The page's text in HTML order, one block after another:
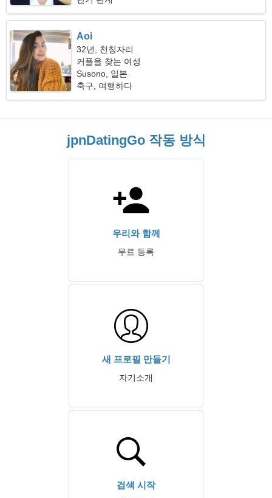
Aoi
32년, 천칭자리
커플을 찾는 여성
Susono, 일본
축구, 여행하다
jpnDatingGo 작동 방식
우리와 함께
무료 등록
새 프로필 만들기
자기소개
검색 시작